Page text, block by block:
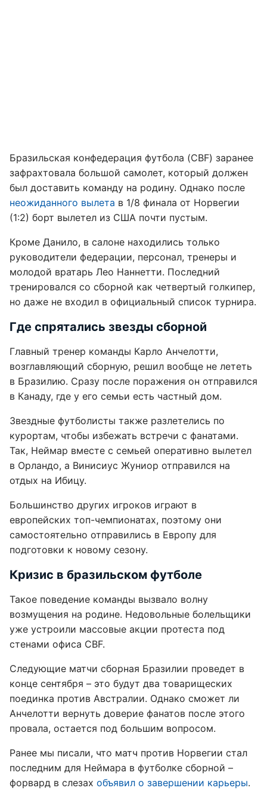
Бразильская конфедерация футбола (CBF) заранее
зафрахтовала большой самолет, который должен
был доставить команду на родину. Однако после
неожиданного вылета в 1/8 финала от Норвегии
(1:2) борт вылетел из США почти пустым.
Кроме Данило, в салоне находились только
руководители федерации, персонал, тренеры и
молодой вратарь Лео Наннетти. Последний
тренировался со сборной как четвертый голкипер,
но даже не входил в официальный список турнира.
Где спрятались звезды сборной
Главный тренер команды Карло Анчелотти,
возглавляющий сборную, решил вообще не лететь
в Бразилию. Сразу после поражения он отправился
в Канаду, где у его семьи есть частный дом.
Звездные футболисты также разлетелись по
курортам, чтобы избежать встречи с фанатами.
Так, Неймар вместе с семьей оперативно вылетел
в Орландо, а Винисиус Жуниор отправился на
отдых на Ибицу.
Большинство других игроков играют в
европейских топ-чемпионатах, поэтому они
самостоятельно отправились в Европу для
подготовки к новому сезону.
Кризис в бразильском футболе
Такое поведение команды вызвало волну
возмущения на родине. Недовольные болельщики
уже устроили массовые акции протеста под
стенами офиса CBF.
Следующие матчи сборная Бразилии проведет в
конце сентября – это будут два товарищеских
поединка против Австралии. Однако сможет ли
Анчелотти вернуть доверие фанатов после этого
провала, остается под большим вопросом.
Ранее мы писали, что матч против Норвегии стал
последним для Неймара в футболке сборной –
форвард в слезах объявил о завершении карьеры.